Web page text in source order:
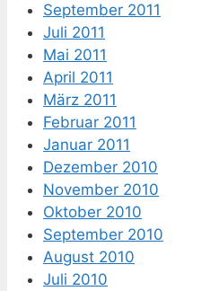
September 2011
Juli 2011
Mai 2011
April 2011
März 2011
Februar 2011
Januar 2011
Dezember 2010
November 2010
Oktober 2010
September 2010
August 2010
Juli 2010